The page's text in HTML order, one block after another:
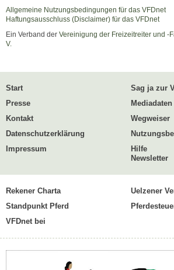
Allgemeine Nutzungsbedingungen für das VFDnet
Haftungsausschluss (Disclaimer) für das VFDnet
Ein Verband der Vereinigung der Freizeitreiter und -
V.
Start
Sag ja zur
Presse
Mediadaten
Kontakt
Wegweiser
Datenschutzerklärung
Impressum
Hilfe
Newsletter
Rekener Charta
Uelzener
Standpunkt Pferd
VFDnet bei